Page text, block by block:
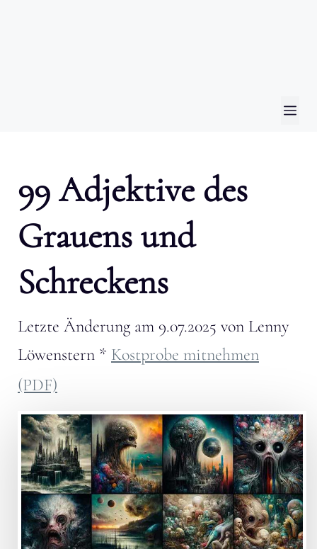
99 Adjektive des
Grauens und
Schreckens
Letzte Änderung am 9.07.2025 von Lenny
Löwenstern * Kostprobe mitnehmen
(PDF)